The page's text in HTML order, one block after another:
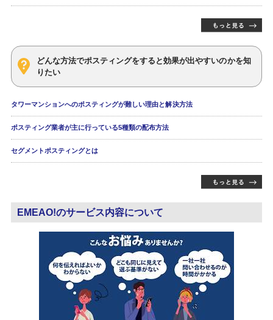
どんな方法でポスティングをすると効果が出やすいのかを知
りたい
タワーマンションへのポスティングが難しい理由と解決方法
ポスティング業者が主に行っている5種類の配布方法
セグメントポスティングとは
EMEAO!のサービス内容について